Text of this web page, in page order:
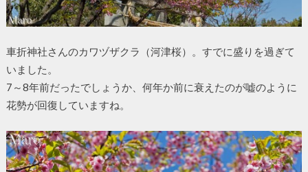
車折神社さんのカワヅザクラ（河津桜）。すでに盛りを過ぎて
いました。
7～8年前だったでしょうか、何年か前に衰えたのが嘘のように
花勢が回復していますね。